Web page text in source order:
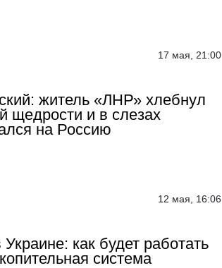
17 мая, 21:00
житель «ЛНР» хлебнул
щедрости и в слезах
на Россию
12 мая, 16:06
как будет работать
система